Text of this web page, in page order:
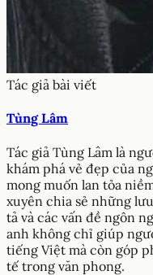
Tác giả bài viết
Tùng Lâm
Tác giả Tùng Lâm là
khám phá vẻ đẹp của
mong muốn lan tỏa
xuyên chia sẻ những
tả và các vấn đề ngôn
anh không chỉ giúp
tiếng Việt mà còn góp
tế trong văn phong.